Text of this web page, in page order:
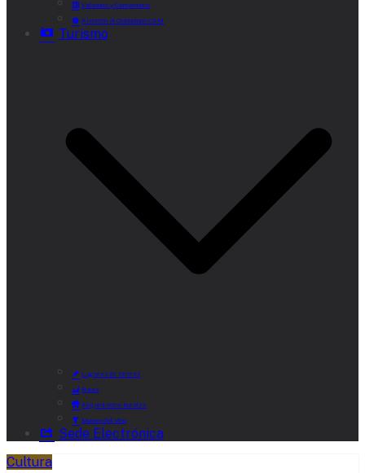
Velatorio y Cementerio
Atención al Ciudadano CAM
Turismo
Lugares de Interés
Rutas
Alojamientos Rurales
Museo del Vino
Sede Electrónica
Cultura